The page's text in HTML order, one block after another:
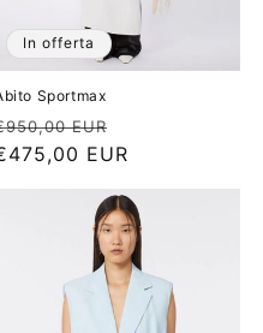
In offerta
Sportmax
EUR
scontato
EUR